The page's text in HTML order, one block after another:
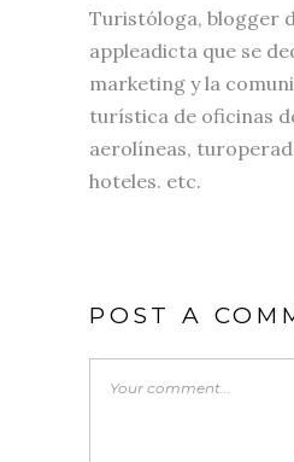
Turistóloga, blogger
appleadicta que se
marketing y la
turística de oficinas
aerolíneas,
hoteles. etc.
POST A